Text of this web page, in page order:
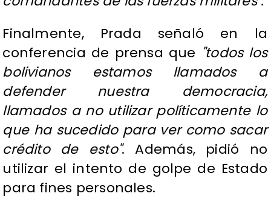
Finalmente, Prada señaló en la
conferencia de prensa que "todos los
bolivianos estamos llamados a
defender nuestra democracia,
llamados a no utilizar políticamente lo
que ha sucedido para ver como sacar
crédito de esto". Además, pidió no
utilizar el intento de golpe de Estado
para fines personales.